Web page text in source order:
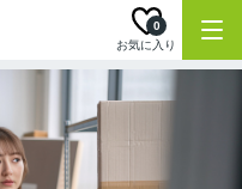
お気に入り
0